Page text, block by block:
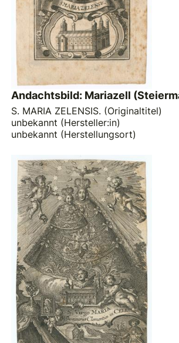
Andachtsbild: Mariazell
S. MARIA ZELENSIS. (Originaltitel)
unbekannt (Hersteller:in)
unbekannt (Herstellungsort)